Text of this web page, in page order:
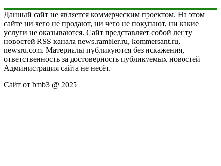
Данный сайт не является коммерческим проектом. На этом
сайте ни чего не продают, ни чего не покупают, ни какие
услуги не оказываются. Сайт представляет собой ленту
новостей RSS канала news.rambler.ru, kommersant.ru,
newsru.com. Материалы публикуются без искажения,
ответственность за достоверность публикуемых новостей
Администрация сайта не несёт.
Сайт от bmb3 @ 2025